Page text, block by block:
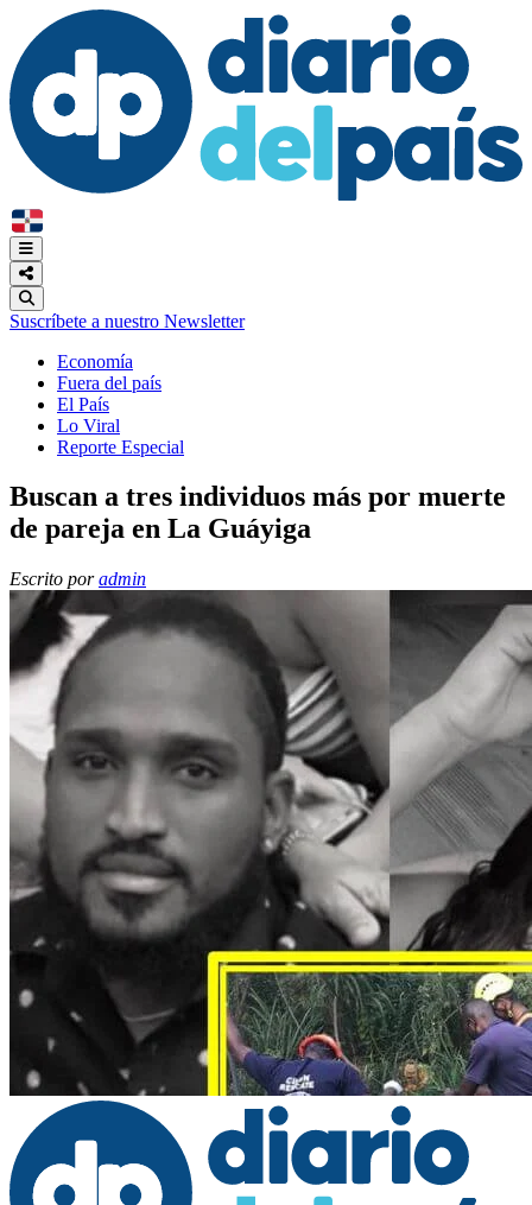
Suscríbete a nuestro Newsletter
Economía
Fuera del país
El País
Lo Viral
Reporte Especial
Buscan a tres individuos más por muerte
de pareja en La Guáyiga
Escrito poradmin